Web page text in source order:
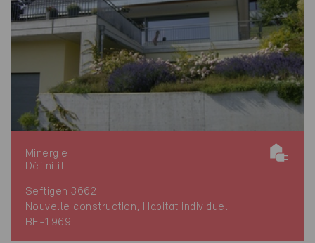
Minergie
Définitif
Seftigen 3662
Nouvelle construction, Habitat individuel
BE-1969